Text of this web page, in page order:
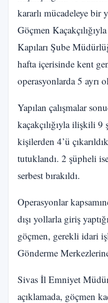
kararlı mücadeleye bir
Göçmen
Kapıları Şube
hafta içerisinde kent
operasyonlarda 5 ayrı
Yapılan çalışmalar
kaçakçılığıyla ilişkili 9
kişilerden 4’ü
tutuklandı. 2 şüpheli
serbest bırakıldı.
Operasyonlar
dışı yollarla giriş
göçmen, gerekli idari
Gönderme
Sivas İl Emniyet
açıklamada, göçmen